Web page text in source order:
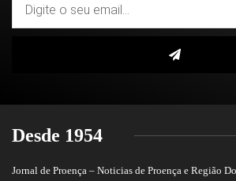
Desde 1954
Jornal de Proença – Noticias de Proença e Região